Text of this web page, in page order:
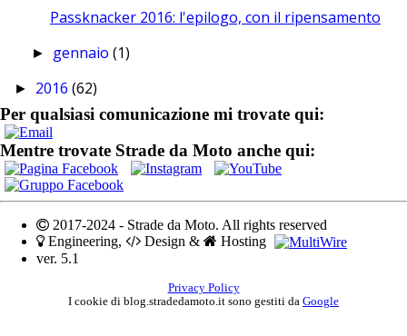
Passknacker 2016: l'epilogo, con il ripensamento
► gennaio(1)
► 2016 (62)
Per qualsiasi comunicazione mi trovate qui:
Mentre trovate Strade da Moto anche qui:
2017-2024 - Strade da Moto. All rights reserved
Engineering,
Design &
Hosting
ver. 5.1
Privacy Policy
I cookie di blog.stradedamoto.it sono gestiti da Google